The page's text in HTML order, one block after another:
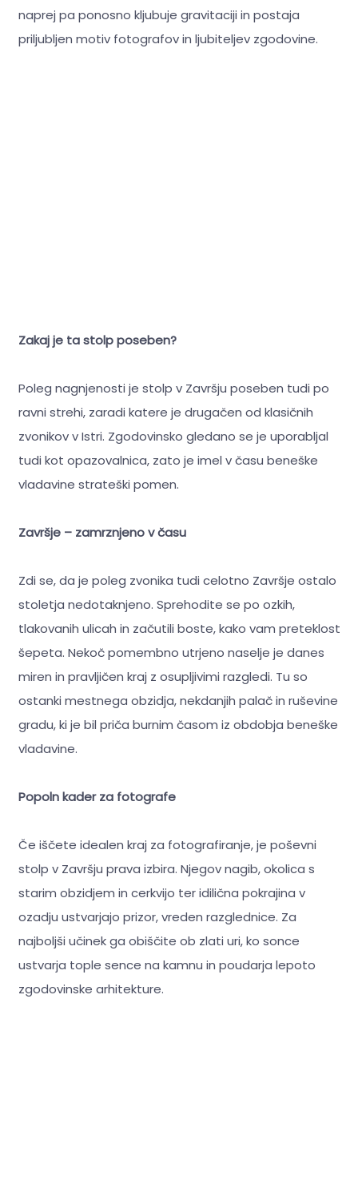
naprej pa ponosno kljubuje gravitaciji in postaja
priljubljen motiv fotografov in ljubiteljev zgodovine.
Zakaj je ta stolp poseben?
Poleg nagnjenosti je stolp v Završju poseben tudi po
ravni strehi, zaradi katere je drugačen od klasičnih
zvonikov v Istri. Zgodovinsko gledano se je uporabljal
tudi kot opazovalnica, zato je imel v času beneške
vladavine strateški pomen.
Završje – zamrznjeno v času
Zdi se, da je poleg zvonika tudi celotno Završje ostalo
stoletja nedotaknjeno. Sprehodite se po ozkih,
tlakovanih ulicah in začutili boste, kako vam preteklost
šepeta. Nekoč pomembno utrjeno naselje je danes
miren in pravljičen kraj z osupljivimi razgledi. Tu so
ostanki mestnega obzidja, nekdanjih palač in ruševine
gradu, ki je bil priča burnim časom iz obdobja beneške
vladavine.
Popoln kader za fotografe
Če iščete idealen kraj za fotografiranje, je poševni
stolp v Završju prava izbira. Njegov nagib, okolica s
starim obzidjem in cerkvijo ter idilična pokrajina v
ozadju ustvarjajo prizor, vreden razglednice. Za
najboljši učinek ga obiščite ob zlati uri, ko sonce
ustvarja tople sence na kamnu in poudarja lepoto
zgodovinske arhitekture.